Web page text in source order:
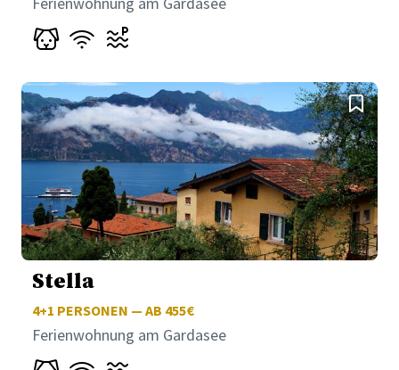
Stella
4+1 PERSONEN — AB 455€
Ferienwohnung am Gardasee